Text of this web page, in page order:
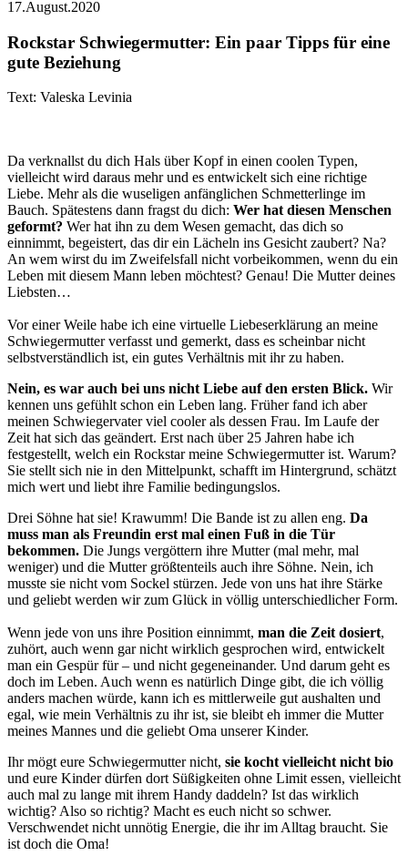
17.August.2020
Rockstar Schwiegermutter: Ein paar Tipps für eine
gute Beziehung
Text: Valeska Levinia
Da verknallst du dich Hals über Kopf in einen coolen Typen,
vielleicht wird daraus mehr und es entwickelt sich eine richtige
Liebe. Mehr als die wuseligen anfänglichen Schmetterlinge im
Bauch. Spätestens dann fragst du dich: Wer hat diesen Menschen
geformt? Wer hat ihn zu dem Wesen gemacht, das dich so
einnimmt, begeistert, das dir ein Lächeln ins Gesicht zaubert? Na?
An wem wirst du im Zweifelsfall nicht vorbeikommen, wenn du ein
Leben mit diesem Mann leben möchtest? Genau! Die Mutter deines
Liebsten…
Vor einer Weile habe ich eine virtuelle Liebeserklärung an meine
Schwiegermutter verfasst und gemerkt, dass es scheinbar nicht
selbstverständlich ist, ein gutes Verhältnis mit ihr zu haben.
Nein, es war auch bei uns nicht Liebe auf den ersten Blick. Wir
kennen uns gefühlt schon ein Leben lang. Früher fand ich aber
meinen Schwiegervater viel cooler als dessen Frau. Im Laufe der
Zeit hat sich das geändert. Erst nach über 25 Jahren habe ich
festgestellt, welch ein Rockstar meine Schwiegermutter ist. Warum?
Sie stellt sich nie in den Mittelpunkt, schafft im Hintergrund, schätzt
mich wert und liebt ihre Familie bedingungslos.
Drei Söhne hat sie! Krawumm! Die Bande ist zu allen eng. Da
muss man als Freundin erst mal einen Fuß in die Tür
bekommen. Die Jungs vergöttern ihre Mutter (mal mehr, mal
weniger) und die Mutter größtenteils auch ihre Söhne. Nein, ich
musste sie nicht vom Sockel stürzen. Jede von uns hat ihre Stärke
und geliebt werden wir zum Glück in völlig unterschiedlicher Form.
Wenn jede von uns ihre Position einnimmt, man die Zeit dosiert,
zuhört, auch wenn gar nicht wirklich gesprochen wird, entwickelt
man ein Gespür für – und nicht gegeneinander. Und darum geht es
doch im Leben. Auch wenn es natürlich Dinge gibt, die ich völlig
anders machen würde, kann ich es mittlerweile gut aushalten und
egal, wie mein Verhältnis zu ihr ist, sie bleibt eh immer die Mutter
meines Mannes und die geliebt Oma unserer Kinder.
Ihr mögt eure Schwiegermutter nicht, sie kocht vielleicht nicht bio
und eure Kinder dürfen dort Süßigkeiten ohne Limit essen, vielleicht
auch mal zu lange mit ihrem Handy daddeln? Ist das wirklich
wichtig? Also so richtig? Macht es euch nicht so schwer.
Verschwendet nicht unnötig Energie, die ihr im Alltag braucht. Sie
ist doch die Oma!